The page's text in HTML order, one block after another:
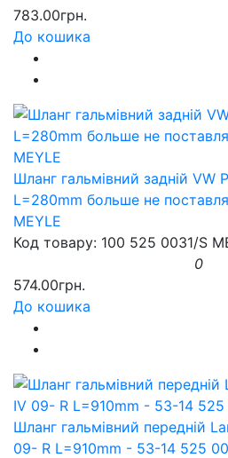
783.00грн.
До кошика
Шланг гальмівний задній VW
L=280mm больше не
MEYLE
Код товару: 100 525 0031/S
0
574.00грн.
До кошика
Шланг гальмівний передній
09- R L=910mm - 53-14 525